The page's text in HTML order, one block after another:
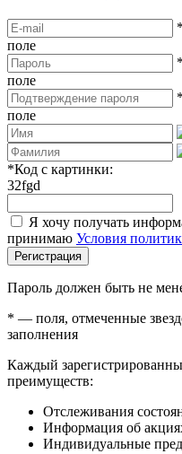
*
поле
*
поле
*
поле
*Код с картинки:
32fgd
Я хочу получать
принимаю Условия
Регистрация
Пароль должен быть не
* — поля, отмеченные
заполнения
Каждый
преимуществ:
Отслеживания
Информация об
Индивидуальные